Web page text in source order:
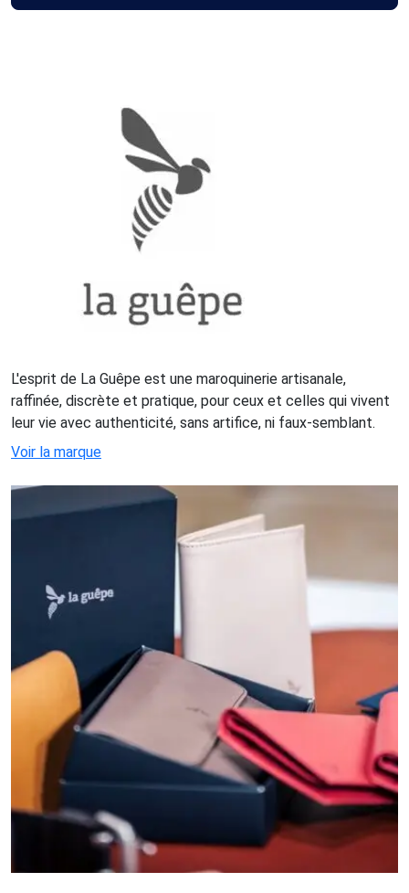
L'esprit de La Guêpe est une maroquinerie artisanale,
raffinée, discrète et pratique, pour ceux et celles qui vivent
leur vie avec authenticité, sans artifice, ni faux-semblant.
Voir la marque